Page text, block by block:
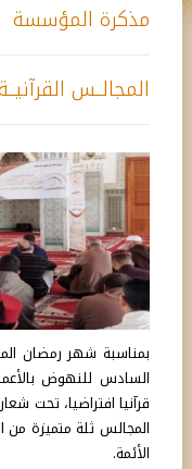
مذكرة المؤسسة
المجالــس القرآنيــة
قرآنيا افتراضيا، تحت
المجالس ثلة متميزة من
الأئمة.